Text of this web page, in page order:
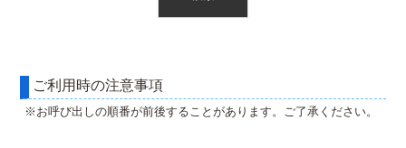
ご利用時の注意事項
※お呼び出しの順番が前後することがあります。ご了承ください。